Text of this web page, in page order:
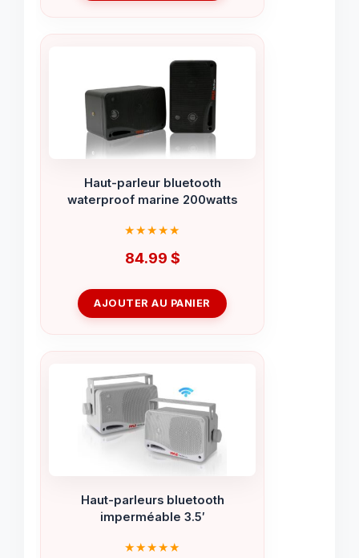
Haut-parleur bluetooth
waterproof marine 200watts
84.99 $
AJOUTER AU PANIER
Haut-parleurs bluetooth
imperméable 3.5′